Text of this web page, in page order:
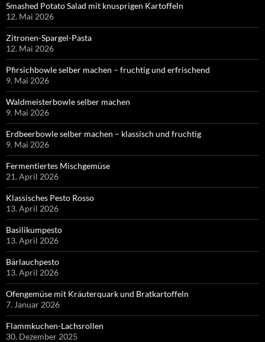
Smashed Potato Salad mit knusprigen Kartoffeln
12. Mai 2026
Zitronen-Spargel-Pasta
12. Mai 2026
Pfirsichbowle selber machen – fruchtig und erfrischend
9. Mai 2026
Waldmeisterbowle selber machen
9. Mai 2026
Erdbeerbowle selber machen – klassisch und fruchtig
9. Mai 2026
Fermentiertes Mischgemüse
21. April 2026
Klassisches Pesto Rosso
13. April 2026
Basilikumpesto
13. April 2026
Bärlauchpesto
13. April 2026
Ofengemüse mit Kräuterquark und Bratkartoffeln
7. Januar 2026
Flammkuchen-Lachsrollen
30. Dezember 2025